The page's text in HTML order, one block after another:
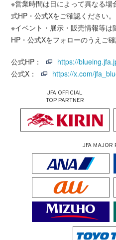
※営業時間は日によって異なる
式HP・公式Xをご確認ください。
※イベント・展示・販売情報等
HP・公式Xをフォローのうえご確
公式HP：
https://
公式X：
https://x.com/
JFA OFFICIAL
TOP PARTNER
JFA MAJOR